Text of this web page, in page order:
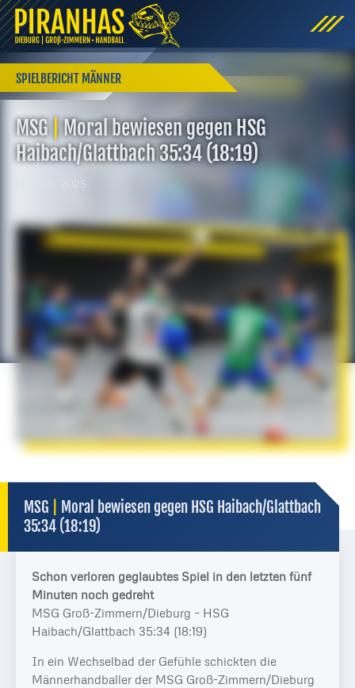
SPIELBERICHT MÄNNER
MSG| Moral bewiesen gegen HSG
Haibach/Glattbach 35:34 (18:19)
Nov. 10, 2025
MSG
Moral bewiesen gegen HSG Haibach/Glattbach
35:34 (18:19)
Schon verloren geglaubtes Spiel in den letzten fünf
Minuten noch gedreht
MSG Groß-Zimmern/Dieburg – HSG
Haibach/Glattbach 35:34 (18:19)
In ein Wechselbad der Gefühle schickten die
Männerhandballer der MSG Groß-Zimmern/Dieburg